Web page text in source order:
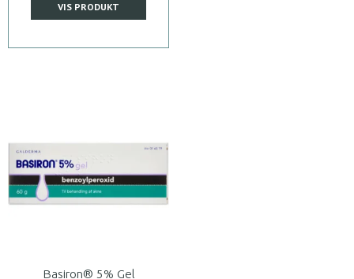
VIS PRODUKT
Basiron® 5% Gel